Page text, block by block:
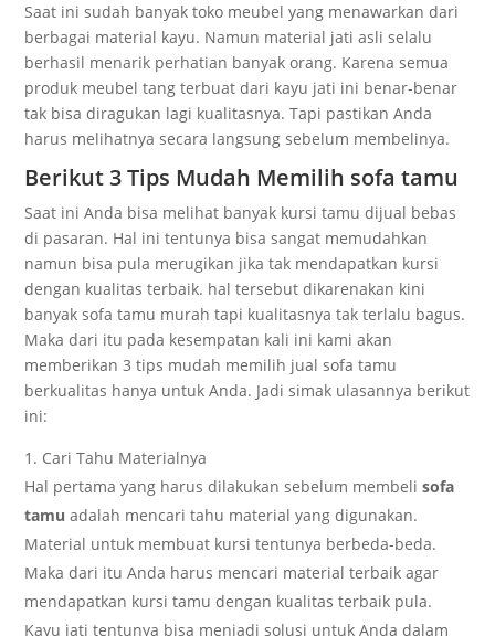
Saat ini sudah banyak toko meubel yang menawarkan dari
berbagai material kayu. Namun material jati asli selalu
berhasil menarik perhatian banyak orang. Karena semua
produk meubel tang terbuat dari kayu jati ini benar-benar
tak bisa diragukan lagi kualitasnya. Tapi pastikan Anda
harus melihatnya secara langsung sebelum membelinya.
Berikut 3 Tips Mudah Memilih sofa tamu
Saat ini Anda bisa melihat banyak kursi tamu dijual bebas
di pasaran. Hal ini tentunya bisa sangat memudahkan
namun bisa pula merugikan jika tak mendapatkan kursi
dengan kualitas terbaik. hal tersebut dikarenakan kini
banyak sofa tamu murah tapi kualitasnya tak terlalu bagus.
Maka dari itu pada kesempatan kali ini kami akan
memberikan 3 tips mudah memilih jual sofa tamu
berkualitas hanya untuk Anda. Jadi simak ulasannya berikut
ini:
Cari Tahu Materialnya
Hal pertama yang harus dilakukan sebelum membelisofa
tamu adalah mencari tahu material yang digunakan.
Material untuk membuat kursi tentunya berbeda-beda.
Maka dari itu Anda harus mencari material terbaik agar
mendapatkan kursi tamu dengan kualitas terbaik pula.
Kayu jati tentunya bisa menjadi solusi untuk Anda dalam